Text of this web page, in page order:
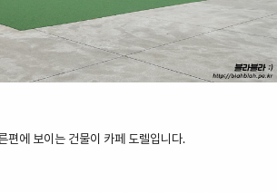
편에 보이는 건물이 카페 도렐입니다.